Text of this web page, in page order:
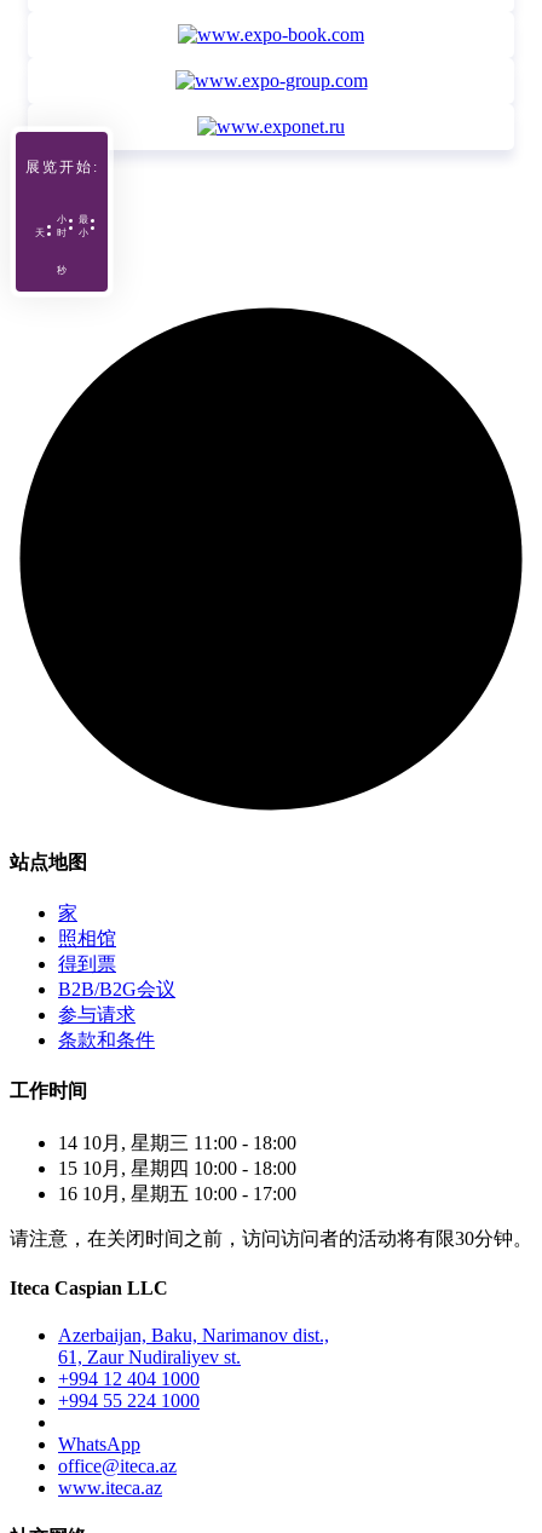
展览开始:
天
小
时
最
小
秒
站点地图
家
照相馆
得到票
B2B/B2G会议
参与请求
条款和条件
工作时间
14 10月, 星期三 11:00 - 18:00
15 10月, 星期四 10:00 - 18:00
16 10月, 星期五 10:00 - 17:00
请注意，在关闭时间之前，访问访问者的活动将有限30分钟。
Iteca Caspian LLC
Azerbaijan, Baku, Narimanov dist.,
61, Zaur Nudiraliyev st.
+994 12 404 1000
+994 55 224 1000
WhatsApp
office@iteca.az
www.iteca.az